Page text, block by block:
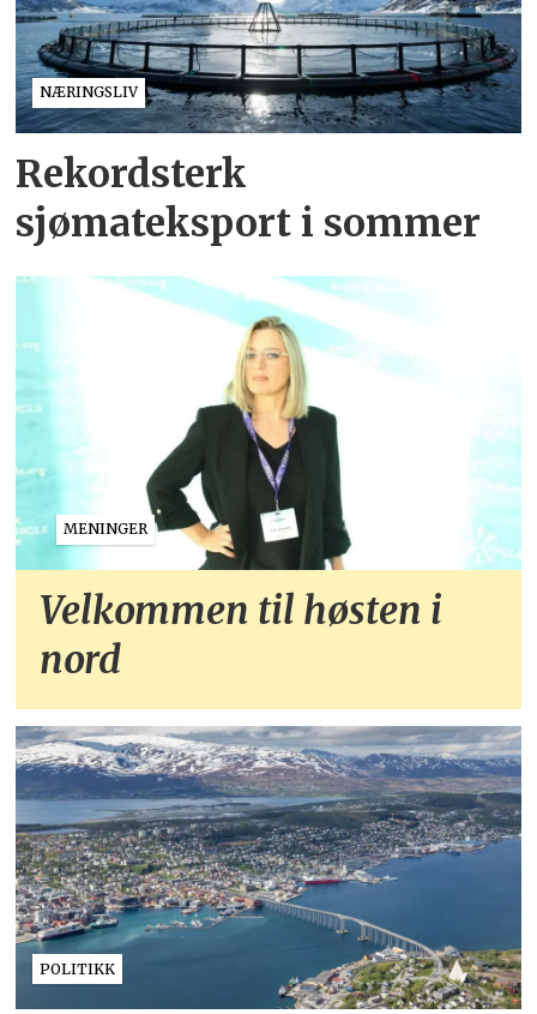
NÆRINGSLIV
Rekordsterk
sjømateksport i sommer
MENINGER
Velkommen til høsten i
nord
POLITIKK